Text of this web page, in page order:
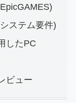
ステム要件)
したPC
ビュー